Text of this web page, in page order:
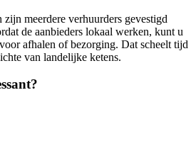
meerdere verhuurders gevestigd
de aanbieders lokaal werken, kunt u
afhalen of bezorging. Dat scheelt tijd
van landelijke ketens.